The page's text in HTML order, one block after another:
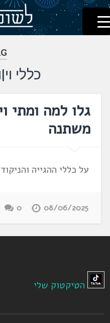
דלג
לתוכן
לשוניאדה
עברית. לשון. שפה
כללי
גלו למה ומתי
משתנה
על כללי ההגייה
08/06/2025
0
הטיקטוק שלי